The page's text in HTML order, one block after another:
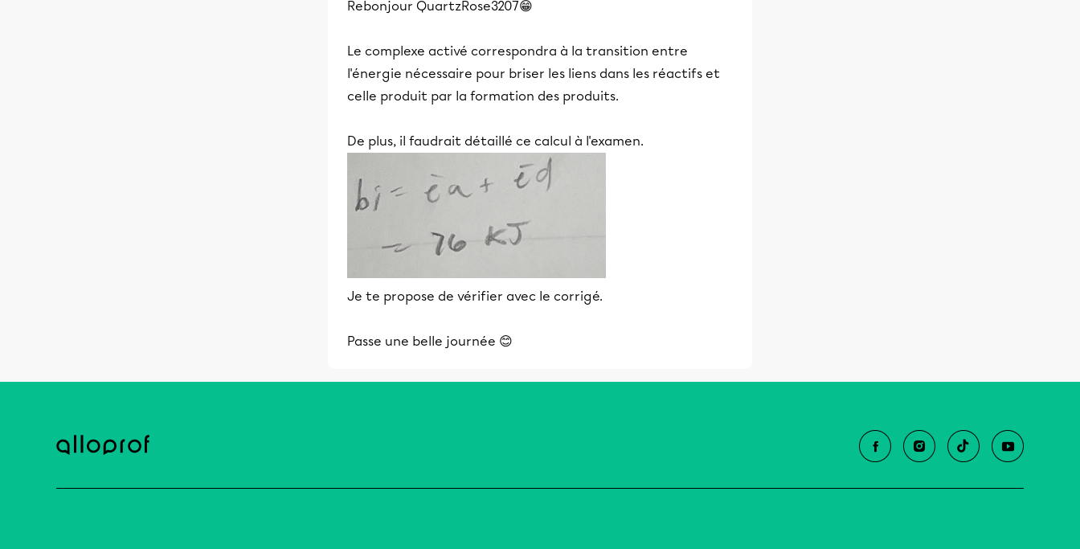
Rebonjour QuartzRose3207😁
Le complexe activé correspondra à la transition entre
l'énergie nécessaire pour briser les liens dans les réactifs et
celle produit par la formation des produits.
De plus, il faudrait détaillé ce calcul à l'examen.
Je te propose de vérifier avec le corrigé.
Passe une belle journée 😊